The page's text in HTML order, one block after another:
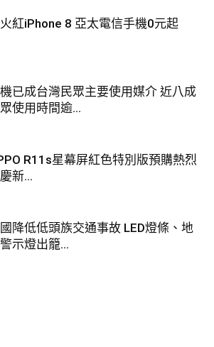
紅iPhone 8 亞太電信手機0元起
已成台灣民眾主要使用媒介 近八成
使用時間逾...
R11s星幕屏紅色特別版預購熱烈
新...
降低低頭族交通事故 LED燈條、地
示燈出籠...